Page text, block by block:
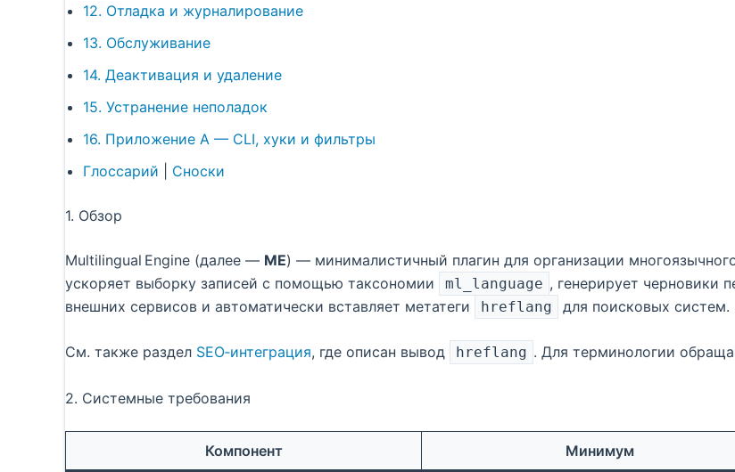
12. Отладка и журналирование
13. Обслуживание
14. Деактивация и удаление
15. Устранение неполадок
16. Приложение A — CLI, хуки и фильтры
Глоссарий
Сноски
1. Обзор
Multilingual Engine (далее — ME) — минималистичный плагин для организации
ускоряет выборку записей с помощью таксономии
ml_language , генерирует черновики
внешних сервисов и автоматически вставляет метатеги
hreflang для поисковых систем.
См. также раздел SEO‑интеграция, где описан вывод hreflang . Для терминологии
2. Системные требования
Компонент Минимум